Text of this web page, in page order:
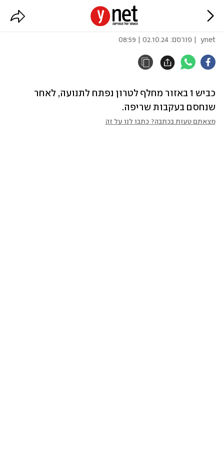
נפתחה החסימה בכביש 1 למזרח
ynet | פורסם: 02.10.24 | 08:59
שנחסם בעקבות שריפה.
מצאתם טעות בכתבה? כתבו לנו על זה